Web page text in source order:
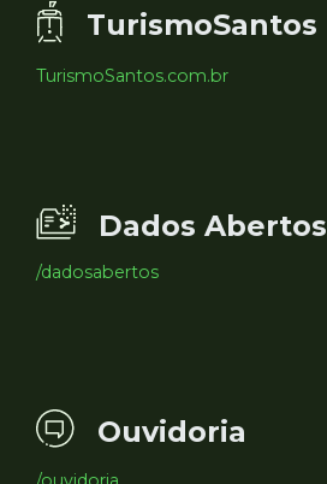
TurismoSantos
TurismoSantos.com.br
Dados Abertos
/dadosabertos
Ouvidoria